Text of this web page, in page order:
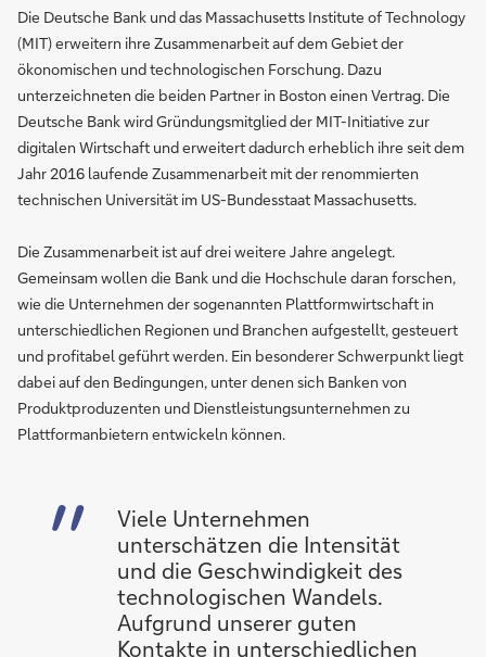
Die Deutsche Bank und das Massachusetts Institute of Technology
(MIT) erweitern ihre Zusammenarbeit auf dem Gebiet der
ökonomischen und technologischen Forschung. Dazu
unterzeichneten die beiden Partner in Boston einen Vertrag. Die
Deutsche Bank wird Gründungsmitglied der MIT-Initiative zur
digitalen Wirtschaft und erweitert dadurch erheblich ihre seit dem
Jahr 2016 laufende Zusammenarbeit mit der renommierten
technischen Universität im US-Bundesstaat Massachusetts.
Die Zusammenarbeit ist auf drei weitere Jahre angelegt.
Gemeinsam wollen die Bank und die Hochschule daran forschen,
wie die Unternehmen der sogenannten Plattformwirtschaft in
unterschiedlichen Regionen und Branchen aufgestellt, gesteuert
und profitabel geführt werden. Ein besonderer Schwerpunkt liegt
dabei auf den Bedingungen, unter denen sich Banken von
Produktproduzenten und Dienstleistungsunternehmen zu
Plattformanbietern entwickeln können.
Viele Unternehmen
unterschätzen die Intensität
und die Geschwindigkeit des
technologischen Wandels.
Aufgrund unserer guten
Kontakte in unterschiedlichen